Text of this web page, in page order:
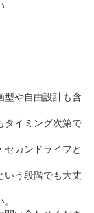
型や自由設計も含
タイミング次第で
セカンドライフと
いう段階でも大丈